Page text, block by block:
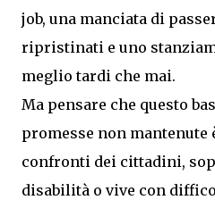
job, una manciata di
ripristinati e uno
meglio tardi che mai.
Ma pensare che questo
promesse non mantenute
confronti dei cittadini,
disabilità o vive con